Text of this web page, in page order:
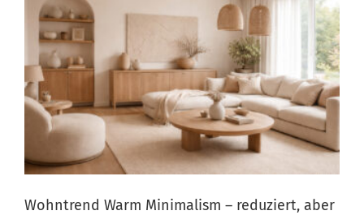
Wohntrend Warm Minimalism – reduziert, aber